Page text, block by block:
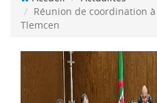
Réunion de coordination
Tlemcen